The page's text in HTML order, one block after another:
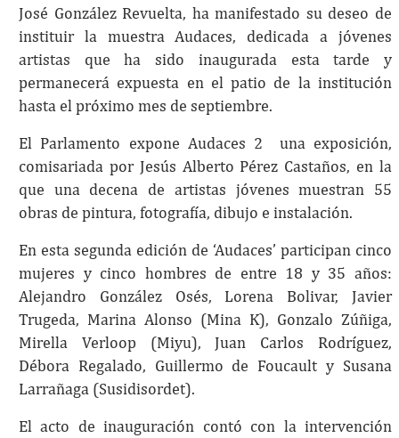
José González Revuelta, ha manifestado su deseo de
instituir la muestra Audaces, dedicada a jóvenes
artistas que ha sido inaugurada esta tarde y
permanecerá expuesta en el patio de la institución
hasta el próximo mes de septiembre.
El Parlamento expone Audaces 2 una exposición,
comisariada por Jesús Alberto Pérez Castaños, en la
que una decena de artistas jóvenes muestran 55
obras de pintura, fotografía, dibujo e instalación.
En esta segunda edición de ‘Audaces’ participan cinco
mujeres y cinco hombres de entre 18 y 35 años:
Alejandro González Osés, Lorena Bolivar, Javier
Trugeda, Marina Alonso (Mina K), Gonzalo Zúñiga,
Mirella Verloop (Miyu), Juan Carlos Rodríguez,
Débora Regalado, Guillermo de Foucault y Susana
Larrañaga (Susidisordet).
El acto de inauguración contó con la intervención